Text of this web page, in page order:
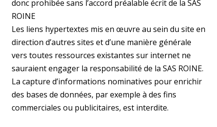
donc prohibée sans l’accord préalable écrit de la SAS
ROINE
Les liens hypertextes mis en œuvre au sein du site en
direction d’autres sites et d’une manière générale
vers toutes ressources existantes sur internet ne
sauraient engager la responsabilité de la SAS ROINE.
La capture d’informations nominatives pour enrichir
des bases de données, par exemple à des fins
commerciales ou publicitaires, est interdite.